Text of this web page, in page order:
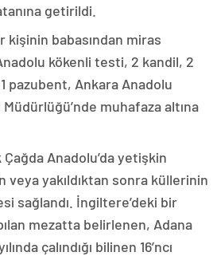
getirildi.
kişinin babasından miras
kökenli testi, 2 kandil, 2
pazubent, Ankara Anadolu
muhafaza altına
Çağda Anadolu’da yetişkin
yakıldıktan sonra küllerinin
sağlandı. İngiltere’deki bir
mezatta belirlenen, Adana
çalındığı bilinen 16’ncı